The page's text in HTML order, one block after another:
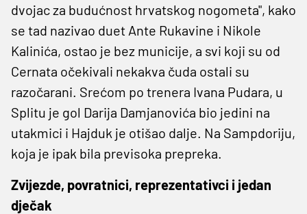
dvojac za budućnost hrvatskog nogometa", kako
se tad nazivao duet Ante Rukavine i Nikole
Kalinića, ostao je bez municije, a svi koji su od
Cernata očekivali nekakva čuda ostali su
razočarani. Srećom po trenera Ivana Pudara, u
Splitu je gol Darija Damjanovića bio jedini na
utakmici i Hajduk je otišao dalje. Na Sampdoriju,
koja je ipak bila previsoka prepreka.
Zvijezde, povratnici, reprezentativci i jedan
dječak